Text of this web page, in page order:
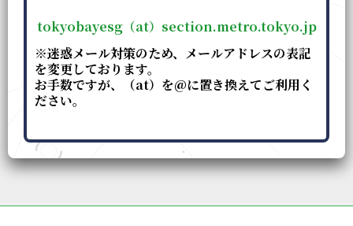
tokyobayesg（at）section.metro.tokyo.jp
※迷惑メール対策のため、メールアドレスの表記
を変更しております。
お手数ですが、（at）を@に置き換えてご利用く
ださい。